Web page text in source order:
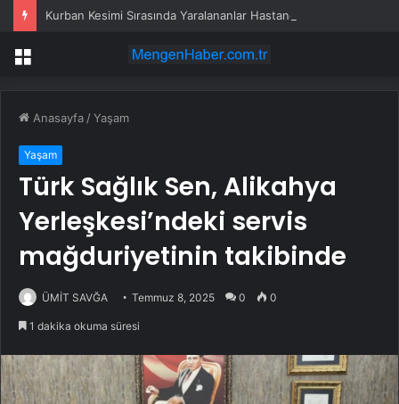
Kurban Kesimi Sırasında Yaralananlar Hastanelik Oldu
Menü
Anasayfa /Yaşam
Yaşam
Türk Sağlık Sen, Alikahya
Yerleşkesi’ndeki servis
mağduriyetinin takibinde
ÜMİT SAVĞA Temmuz 8, 2025 0 0
1 dakika okuma süresi